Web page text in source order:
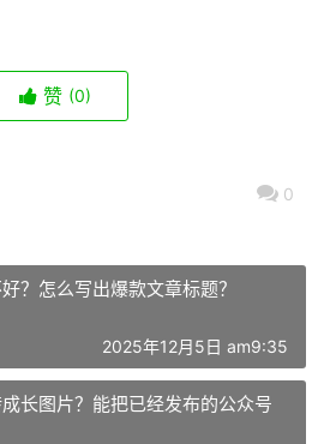
赞 (0)
0
？怎么写出爆款文章标题？
2025年12月5日 am9:35
长图片？能把已经发布的公众号